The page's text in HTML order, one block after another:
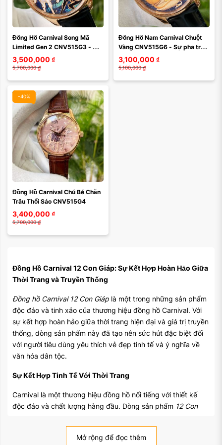
Đồng Hồ Carnival Song Mã
Limited Gen 2 CNV515G3 -
Đánh dấu sự tiến bộ vượt bậc
trong ngành công ...
3,500,000 ₫
5,700,000 ₫
Đồng Hồ Nam Carnival Chuột
Vàng CNV515G6 - Sự pha trộn
hoàn hảo giữa phong cách và
tinh tế 100% ...
3,100,000 ₫
5,100,000 ₫
-40%
Màu mặt:
Xóa
Đồng Hồ Carnival Chú Bé Chăn
Trâu Thổi Sáo CNV515G4
3,400,000 ₫
5,700,000 ₫
Đồng Hồ Carnival 12 Con Giáp: Sự Kết Hợp Hoàn Hảo Giữa
Thời Trang và Truyền Thống
Đồng hồ Carnival 12 Con Giáp là một trong những sản phẩm
độc đáo và tinh xảo của thương hiệu đồng hồ Carnival. Với
sự kết hợp hoàn hảo giữa thời trang hiện đại và giá trị truyền
thống, dòng sản phẩm này đã tạo nên sức hút đặc biệt đối
với người tiêu dùng yêu thích vẻ đẹp tinh tế và ý nghĩa về
văn hóa dân tộc.
Sự Kết Hợp Tinh Tế Với Thời Trang
Carnival là một thương hiệu đồng hồ nổi tiếng với thiết kế
độc đáo và chất lượng hàng đầu. Dòng sản phẩm 12 Con
thông qua việc kết hợp tinh tế giữa thiết kế thời trang và ý
nghĩa văn hóa truyền thống.Mở rộng để đọc thêm